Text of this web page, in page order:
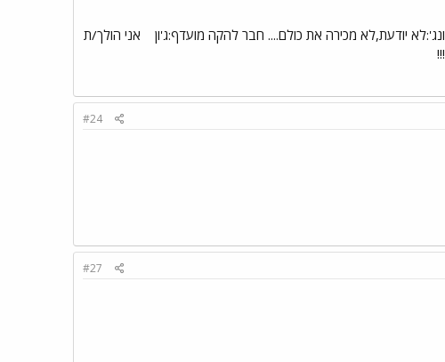
יודעת,לא מכירה את כולם.... חבר להקה מועדף:ג'ון
אני הולך/ת
#24
#27